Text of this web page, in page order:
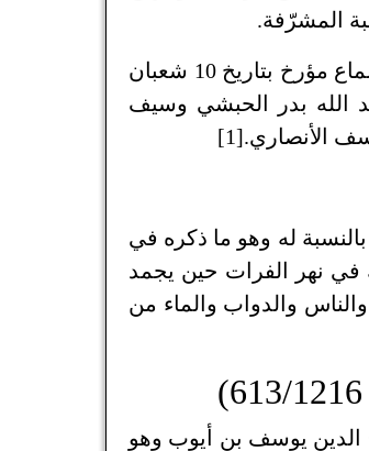
فمن السماعات التي وجدها الدكتور عثمان يحيى على هذا الكتاب سماع مؤرخ بتاريخ 10 شعبان
الله بدر الحبشي وسيف
الأنصاري.[1]
له وهو ما ذكره في
في نهر الفرات حين يجمد
والدواب والماء من
الدين يوسف بن أيوب وهو